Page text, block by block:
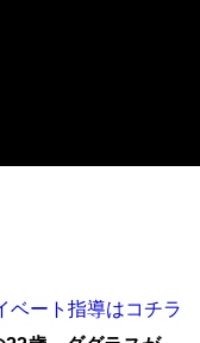
ベート指導はコチラ